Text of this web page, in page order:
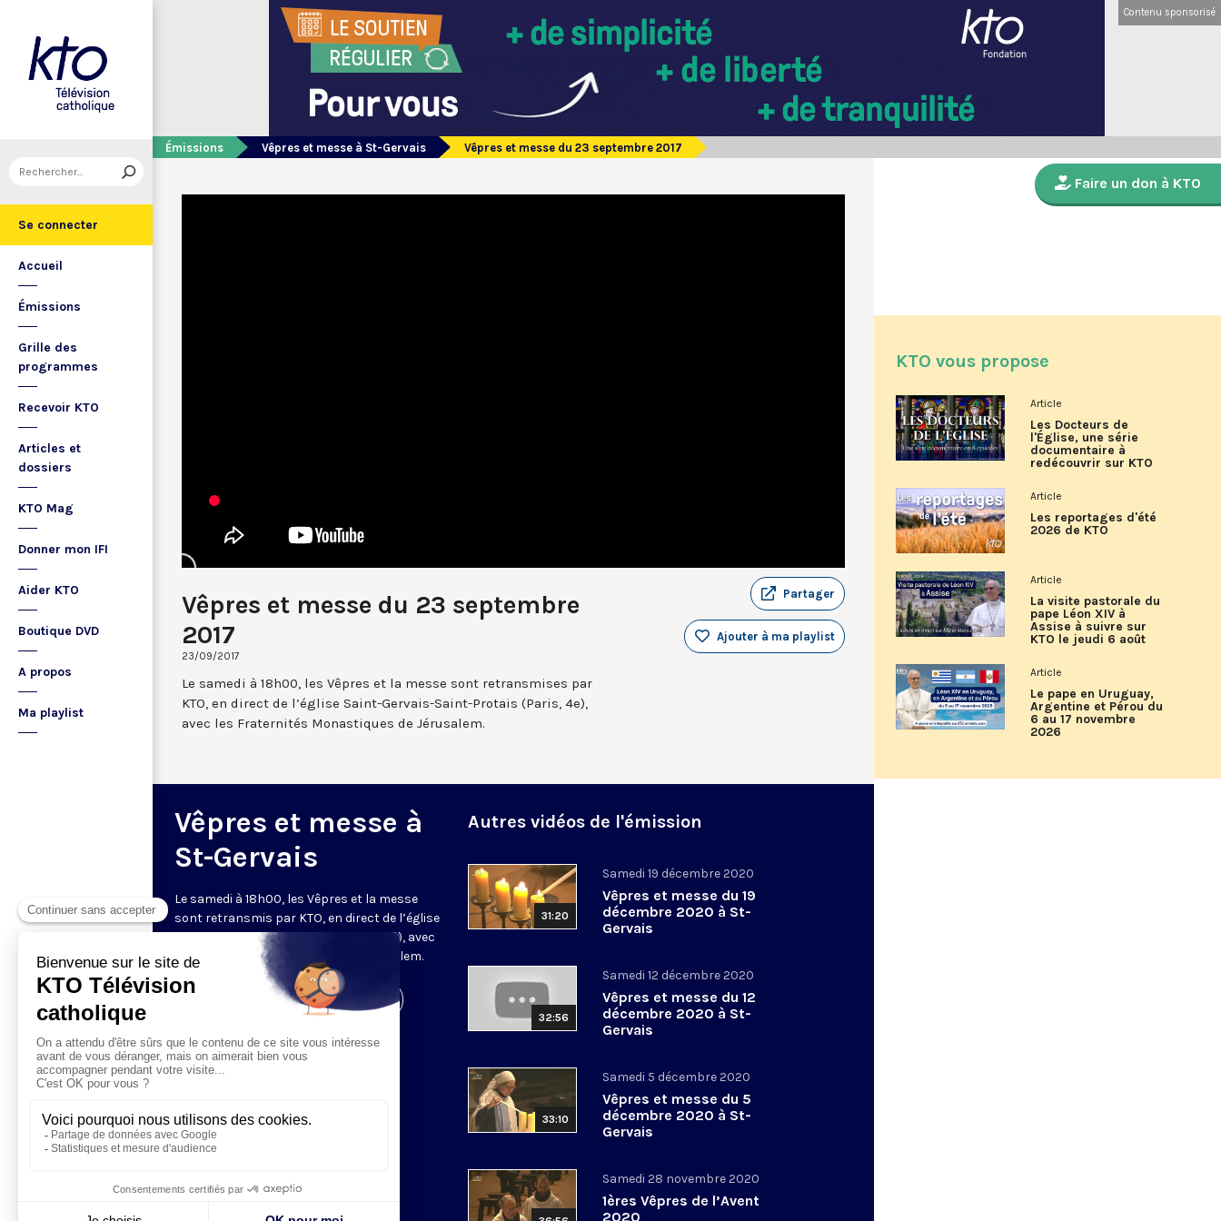
Se connecter
Accueil
Émissions
Grille des
programmes
Recevoir KTO
Articles et
dossiers
KTO Mag
Donner mon IFI
Aider KTO
Boutique DVD
A propos
Ma playlist
Contenu sponsorisé
Émissions Vêpres et messe à St-Gervais Vêpres et messe du 23 septembre 2017
Vêpres et messe du 23 septembre
2017
23/09/2017
Partager
Ajouter à ma playlist
Le samedi à 18h00, les Vêpres et la messe sont retransmises par
KTO, en direct de l’église Saint-Gervais-Saint-Protais (Paris, 4e),
avec les Fraternités Monastiques de Jérusalem.
Vêpres et messe à
St-Gervais
Le samedi à 18h00, les Vêpres et la messe
sont retransmis par KTO, en direct de l’église
Saint-Gervais-Saint-Protais (Paris, IVe), avec
les Fraternités Monastiques de Jérusalem.
Visiter la page de l'émission
Autres vidéos de l'émission
31:20
Samedi 19 décembre 2020
Vêpres et messe du 19
décembre 2020 à St-
Gervais
32:56
Samedi 12 décembre 2020
Vêpres et messe du 12
décembre 2020 à St-
Gervais
33:10
Samedi 5 décembre 2020
Vêpres et messe du 5
décembre 2020 à St-
Gervais
Samedi 28 novembre 2020
1ères Vêpres de l’Avent
2020
Faire un don à KTO
KTO vous propose
Article
Les Docteurs de
l'Église, une série
documentaire à
redécouvrir sur KTO
Article
Les reportages d'été
2026 de KTO
Article
La visite pastorale du
pape Léon XIV à
Assise à suivre sur
KTO le jeudi 6 août
Article
Le pape en Uruguay,
Argentine et Pérou du
6 au 17 novembre
2026